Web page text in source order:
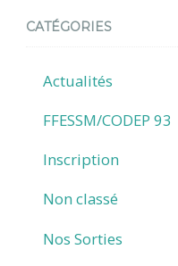
CATÉGORIES
Actualités
FFESSM/CODEP 93
Inscription
Non classé
Nos Sorties